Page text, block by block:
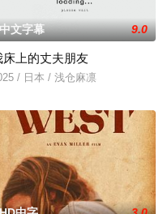
中文字幕 9.0
床上的丈夫朋友
/ 日本 / 浅仓麻凛